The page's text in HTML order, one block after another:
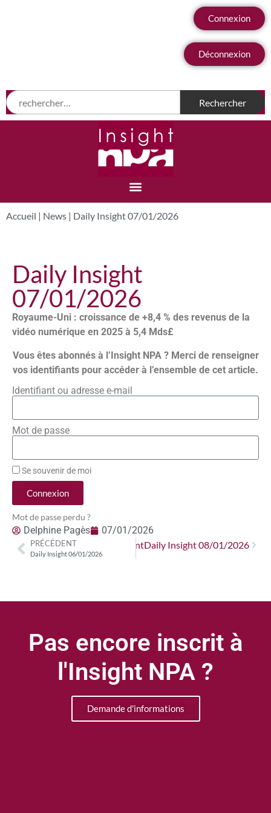
Connexion
Déconnexion
Accueil | News | Daily Insight 07/01/2026
Daily Insight
07/01/2026
Royaume-Uni : croissance de +8,4 % des revenus de la
vidéo numérique en 2025 à 5,4 Mds£
Vous êtes abonnés à l’Insight NPA ? Merci de renseigner
vos identifiants pour accéder à l’ensemble de cet article.
Identifiant ou adresse e-mail
Mot de passe
Se souvenir de moi
Connexion
Mot de passe perdu ?
Delphine Pagès 07/01/2026
PRÉCÉDENT
Daily Insight 06/01/2026
SuivantDaily Insight 08/01/2026
Pas encore inscrit à
l'Insight NPA ?
Demande d'informations